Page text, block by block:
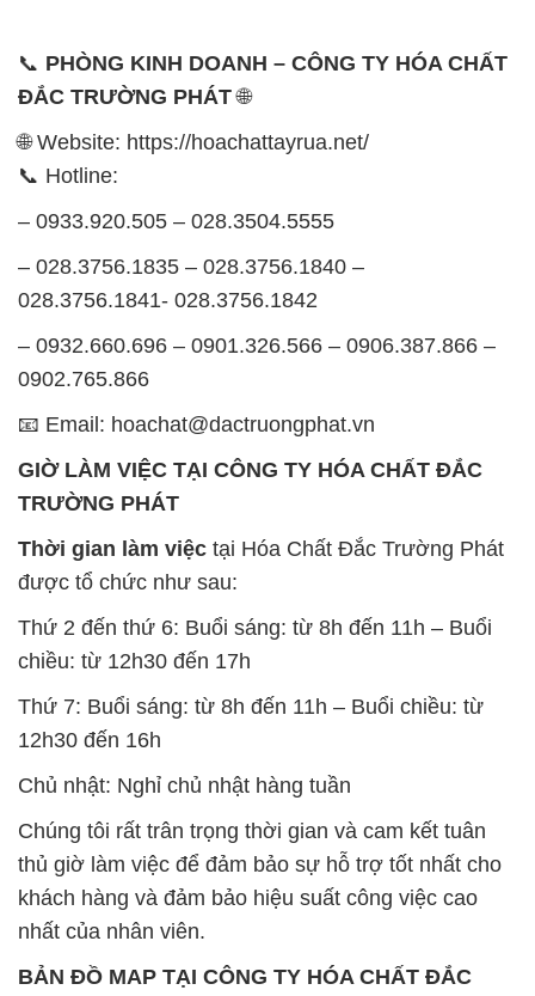
📞 PHÒNG KINH DOANH – CÔNG TY HÓA CHẤT
ĐẮC TRƯỜNG PHÁT🌐
🌐 Website: https://hoachattayrua.net/
📞 Hotline:
– 0933.920.505 – 028.3504.5555
– 028.3756.1835 – 028.3756.1840 –
028.3756.1841- 028.3756.1842
– 0932.660.696 – 0901.326.566 – 0906.387.866 –
0902.765.866
📧 Email: hoachat@dactruongphat.vn
GIỜ LÀM VIỆC TẠI CÔNG TY HÓA CHẤT ĐẮC
TRƯỜNG PHÁT
Thời gian làm việc tại Hóa Chất Đắc Trường Phát
được tổ chức như sau:
Thứ 2 đến thứ 6: Buổi sáng: từ 8h đến 11h – Buổi
chiều: từ 12h30 đến 17h
Thứ 7: Buổi sáng: từ 8h đến 11h – Buổi chiều: từ
12h30 đến 16h
Chủ nhật: Nghỉ chủ nhật hàng tuần
Chúng tôi rất trân trọng thời gian và cam kết tuân
thủ giờ làm việc để đảm bảo sự hỗ trợ tốt nhất cho
khách hàng và đảm bảo hiệu suất công việc cao
nhất của nhân viên.
BẢN ĐỒ MAP TẠI CÔNG TY HÓA CHẤT ĐẮC